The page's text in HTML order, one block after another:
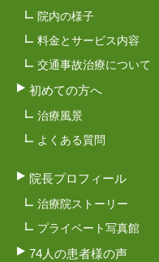
院内の様子
料金とサービス内容
交通事故治療について
初めての方へ
治療風景
よくある質問
院長プロフィール
治療院ストーリー
プライベート写真館
74人の患者様の声